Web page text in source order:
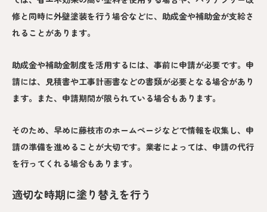
修と同時に外壁塗装を行う場合などに、助成金や補助金が支給さ
れることがあります。
助成金や補助金制度を活用するには、事前に申請が必要です。申
請には、見積書や工事計画書などの書類が必要となる場合があり
ます。また、申請期間が限られている場合もあります。
そのため、早めに藤枝市のホームページなどで情報を収集し、申
請の準備を進めることが大切です。業者によっては、申請の代行
を行ってくれる場合もあります。
適切な時期に塗り替えを行う